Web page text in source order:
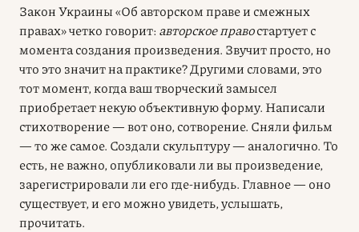
Закон Украины «Об авторском праве и смежных
правах» четко говорит: авторское правостартует с
момента создания произведения. Звучит просто, но
что это значит на практике? Другими словами, это
тот момент, когда ваш творческий замысел
приобретает некую объективную форму. Написали
стихотворение — вот оно, сотворение. Сняли фильм
— то же самое. Создали скульптуру — аналогично. То
есть, не важно, опубликовали ли вы произведение,
зарегистрировали ли его где-нибудь. Главное — оно
существует, и его можно увидеть, услышать,
прочитать.